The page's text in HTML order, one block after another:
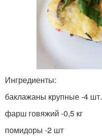
Ингредиенты:
баклажаны крупные -4 шт.
фарш говяжий -0,5 кг
помидоры -2 шт